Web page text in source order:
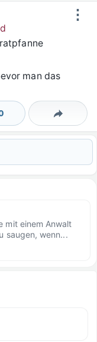
⋮
man das
Teilen
mit einem Anwalt
saugen, wenn...